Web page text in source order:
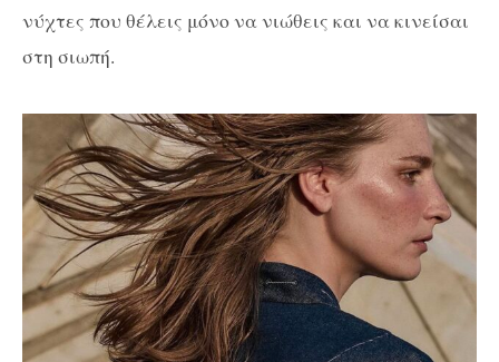
νύχτες που θέλεις μόνο να νιώθεις και να κινείσαι
στη σιωπή.